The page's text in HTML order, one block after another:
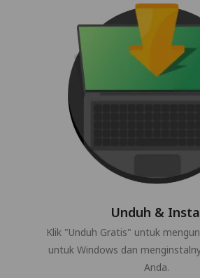
Unduh &
Klik "Unduh Gratis" untuk
untuk Windows dan
Anda.